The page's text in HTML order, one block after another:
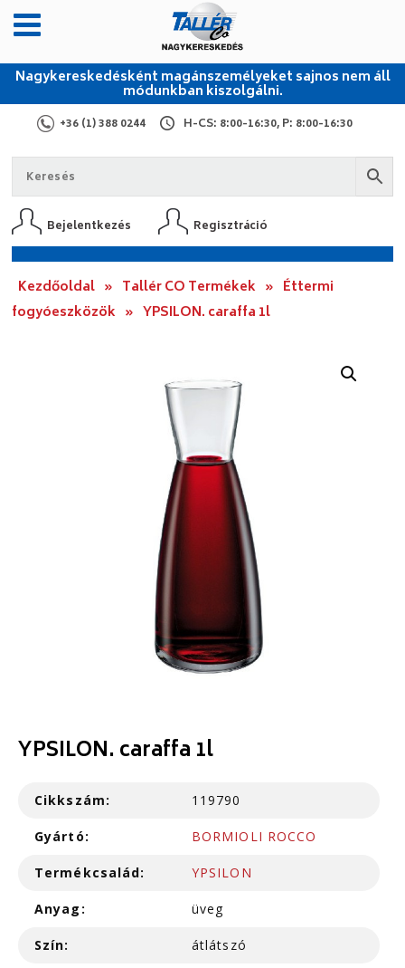
Nagykereskedésként magánszemélyeket sajnos nem áll
módunkban kiszolgálni.
+36 (1) 388 0244 H-CS: 8:00-16:30, P: 8:00-16:30
Bejelentkezés Regisztráció
Kezdőoldal » Tallér CO Termékek » Éttermi
fogyóeszközök » YPSILON. caraffa 1l
YPSILON. caraffa 1l
Cikkszám: 119790
Gyártó: BORMIOLI ROCCO
Termékcsalád: YPSILON
Anyag: üveg
Szín: átlátszó